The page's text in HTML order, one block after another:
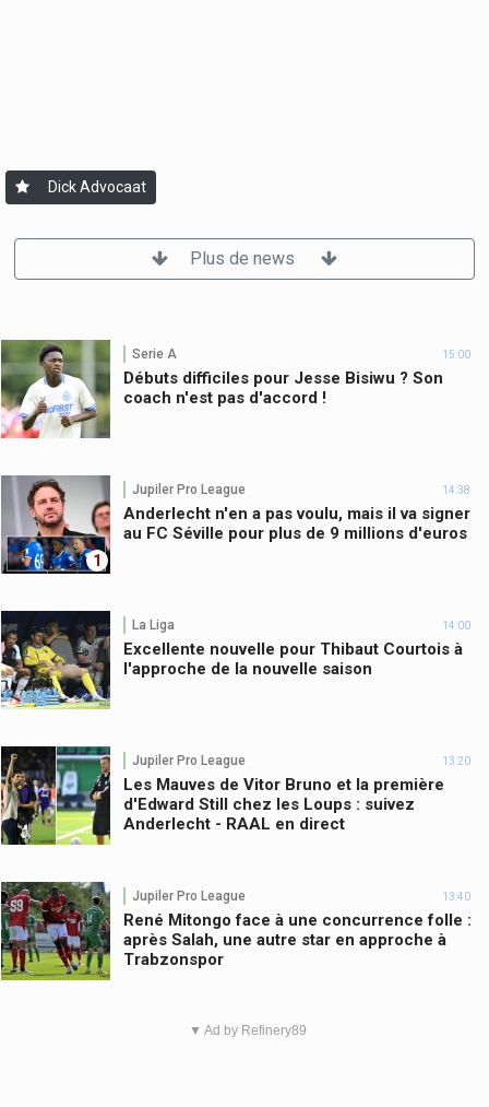
Dick Advocaat
Plus de news
Serie A 15:00
Débuts difficiles pour Jesse Bisiwu ? Son
coach n'est pas d'accord !
1
Jupiler Pro League 14:38
Anderlecht n'en a pas voulu, mais il va signer
au FC Séville pour plus de 9 millions d'euros
La Liga 14:00
Excellente nouvelle pour Thibaut Courtois à
l'approche de la nouvelle saison
Jupiler Pro League 13:20
Les Mauves de Vitor Bruno et la première
d'Edward Still chez les Loups : suivez
Anderlecht - RAAL en direct
Jupiler Pro League 13:40
René Mitongo face à une concurrence folle :
après Salah, une autre star en approche à
Trabzonspor
▼ Ad by Refinery89